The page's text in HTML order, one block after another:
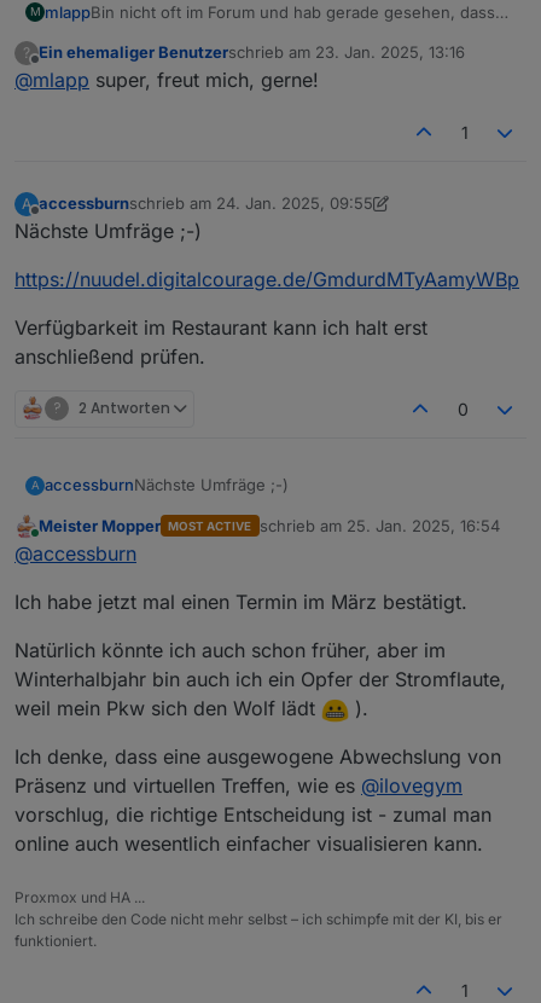
M mlappBin nicht oft im Forum und hab gerade gesehen, dass
Da wäre ich auch dabei. Gerne persönlich, aber auch
gerne per Teams.
?
Offline
Ein ehemaliger Benutzerschrieb am 23. Jan. 2025, 13:16
zuletzt editiert von
@mlapp super, freut mich, gerne!
1
A
Offline
accessburnschrieb am 24. Jan. 2025, 09:55
zuletzt editiert von accessburn
Nächste Umfräge ;-)
https://nuudel.digitalcourage.de/GmdurdMTyAamyWBp
Verfügbarkeit im Restaurant kann ich halt erst
anschließend prüfen.
? 2 Antworten 0
A accessburnNächste Umfräge ;-)
https://nuudel.digitalcourage.de/GmdurdMTyAamy
WBp
anschließend prüfen.
Meister Mopper MOST ACTIVE schrieb am 25. Jan. 2025, 16:54
zuletzt editiert von
@accessburn
Ich habe jetzt mal einen Termin im März bestätigt.
Natürlich könnte ich auch schon früher, aber im
Winterhalbjahr bin auch ich ein Opfer der Stromflaute,
weil mein Pkw sich den Wolf lädt
).
Ich denke, dass eine ausgewogene Abwechslung von
Präsenz und virtuellen Treffen, wie es @ilovegym
vorschlug, die richtige Entscheidung ist - zumal man
online auch wesentlich einfacher visualisieren kann.
Proxmox und HA ...
Ich schreibe den Code nicht mehr selbst – ich schimpfe mit der KI, bis er
funktioniert.
1